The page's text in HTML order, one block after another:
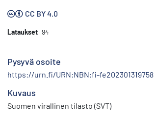
CC BY 4.0
Lataukset 94
Pysyvä osoite
https://urn.fi/URN:NBN:fi-fe202301319758
Kuvaus
Suomen virallinen tilasto (SVT)